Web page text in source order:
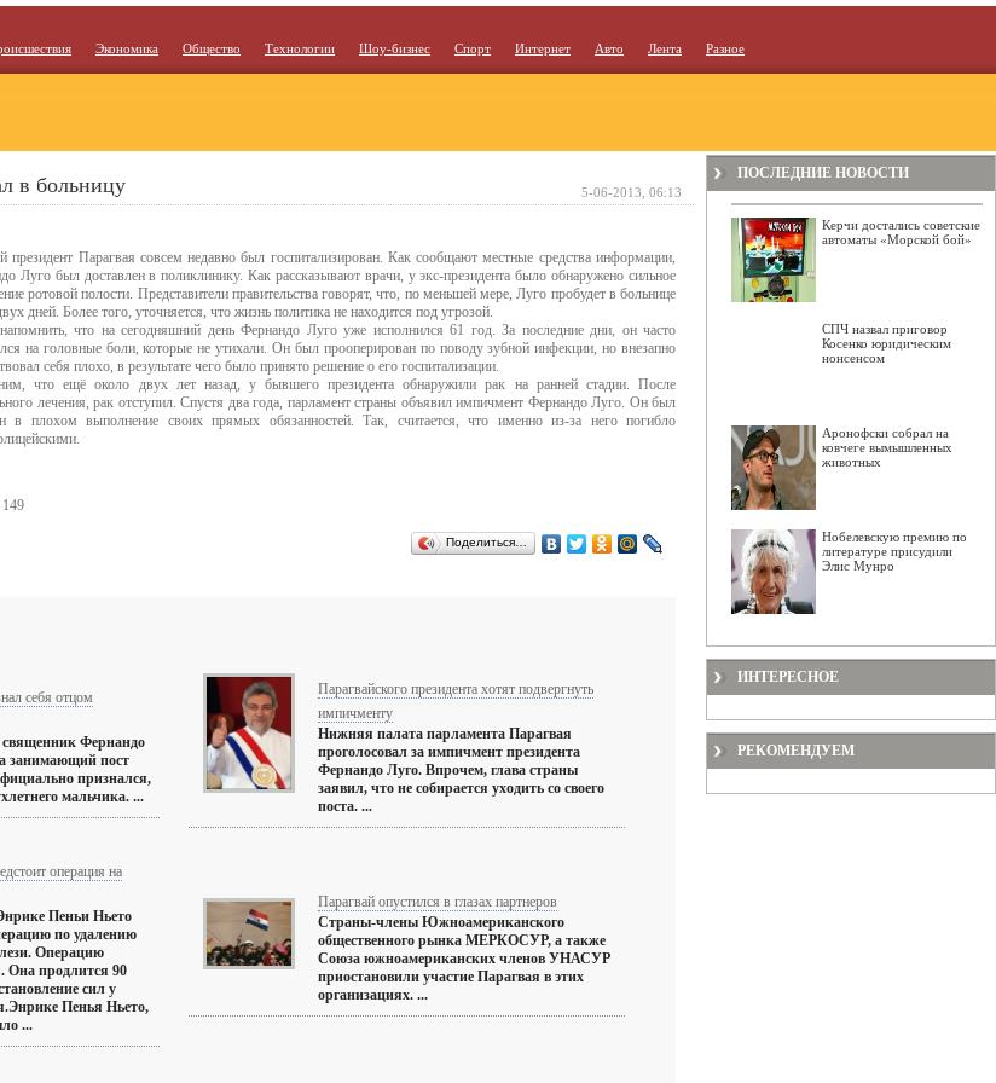
Экономика Общество Технологии Шоу-бизнес Спорт Интернет Авто Лента Разное
в больницу
президент Парагвая совсем недавно был госпитализирован. Как сообщают местные средства информации,
Луго был доставлен в поликлинику. Как рассказывают врачи, у экс-президента было обнаружено сильное
ротовой полости. Представители правительства говорят, что, по меньшей мере, Луго пробудет в больнице
дней. Более того, уточняется, что жизнь политика не находится под угрозой.
что на сегодняшний день Фернандо Луго уже исполнился 61 год. За последние дни, он часто
на головные боли, которые не утихали. Он был прооперирован по поводу зубной инфекции, но внезапно
себя плохо, в результате чего было принято решение о его госпитализации.
что ещё около двух лет назад, у бывшего президента обнаружили рак на ранней стадии. После
лечения, рак отступил. Спустя два года, парламент страны объявил импичмент Фернандо Луго. Он был
в плохом выполнение своих прямых обязанностей. Так, считается, что именно из-за него погибло
Поделиться…
себя отцом
Фернандо
занимающий пост
признался,
мальчика. ...
Парагвайского президента хотят подвергнуть
импичменту
Нижняя палата парламента Парагвая
проголосовал за импичмент президента
Фернандо Луго. Впрочем, глава страны
заявил, что не собирается уходить со своего
поста. ...
операция на
Пеньи Ньето
по удалению
Операцию
Она продлится 90
сил у
Пенья Ньето,
...
Парагвай опустился в глазах партнеров
Страны-члены Южноамериканского
общественного рынка МЕРКОСУР, а также
Союза южноамериканских членов УНАСУР
приостановили участие Парагвая в этих
организациях. ...
5-06-2013, 06:13
ПОСЛЕДНИЕ НОВОСТИ
Керчи достались советские
автоматы «Морской бой»
СПЧ назвал приговор
Косенко юридическим
нонсенсом
Аронофски собрал на
ковчеге вымышленных
животных
Нобелевскую премию по
литературе присудили
Элис Мунро
ИНТЕРЕСНОЕ
РЕКОМЕНДУЕМ